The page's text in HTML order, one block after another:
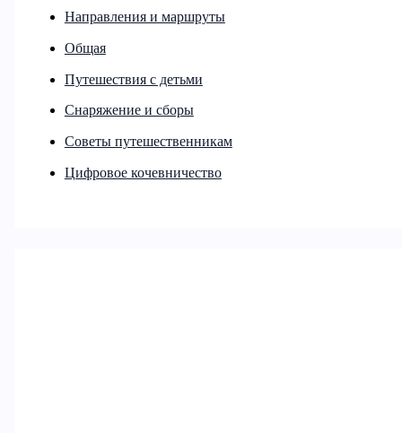
Направления и маршруты
Общая
Путешествия с детьми
Снаряжение и сборы
Советы путешественникам
Цифровое кочевничество